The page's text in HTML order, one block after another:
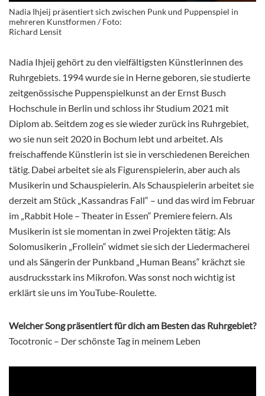
Nadia Ihjeij präsentiert sich zwischen Punk und Puppenspiel in
mehreren Kunstformen / Foto:
Richard Lensit
Nadia Ihjeij gehört zu den vielfältigsten Künstlerinnen des
Ruhrgebiets. 1994 wurde sie in Herne geboren, sie studierte
zeitgenössische Puppenspielkunst an der Ernst Busch
Hochschule in Berlin und schloss ihr Studium 2021 mit
Diplom ab. Seitdem zog es sie wieder zurück ins Ruhrgebiet,
wo sie nun seit 2020 in Bochum lebt und arbeitet. Als
freischaffende Künstlerin ist sie in verschiedenen Bereichen
tätig. Dabei arbeitet sie als Figurenspielerin, aber auch als
Musikerin und Schauspielerin. Als Schauspielerin arbeitet sie
derzeit am Stück „Kassandras Fall“ – und das wird im Februar
im „Rabbit Hole – Theater in Essen“ Premiere feiern. Als
Musikerin ist sie momentan in zwei Projekten tätig: Als
Solomusikerin „Frollein“ widmet sie sich der Liedermacherei
und als Sängerin der Punkband „Human Beans“ krächzt sie
ausdrucksstark ins Mikrofon. Was sonst noch wichtig ist
erklärt sie uns im YouTube-Roulette.
Welcher Song präsentiert für dich am Besten das Ruhrgebiet?
Tocotronic – Der schönste Tag in meinem Leben